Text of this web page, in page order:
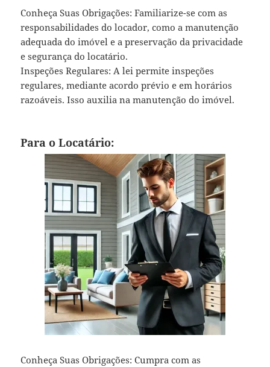
Conheça Suas Obrigações: Familiarize-se com as
responsabilidades do locador, como a manutenção
adequada do imóvel e a preservação da privacidade
e segurança do locatário.
Inspeções Regulares: A lei permite inspeções
regulares, mediante acordo prévio e em horários
razoáveis. Isso auxilia na manutenção do imóvel.
Para o Locatário:
Conheça Suas Obrigações: Cumpra com as